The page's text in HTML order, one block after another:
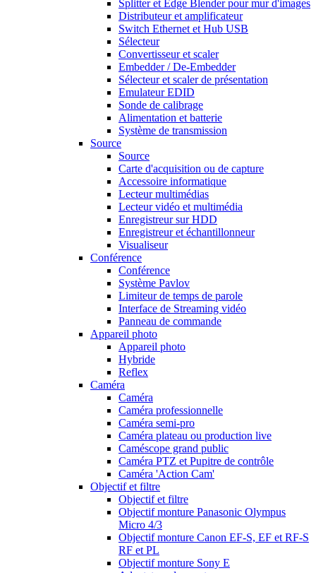
Splitter et Edge Blender pour mur d'images
Distributeur et amplificateur
Switch Ethernet et Hub USB
Sélecteur
Convertisseur et scaler
Embedder / De-Embedder
Sélecteur et scaler de présentation
Emulateur EDID
Sonde de calibrage
Alimentation et batterie
Système de transmission
Source
Source
Carte d'acquisition ou de capture
Accessoire informatique
Lecteur multimédias
Lecteur vidéo et multimédia
Enregistreur sur HDD
Enregistreur et échantillonneur
Visualiseur
Conférence
Conférence
Système Pavlov
Limiteur de temps de parole
Interface de Streaming vidéo
Panneau de commande
Appareil photo
Appareil photo
Hybride
Reflex
Caméra
Caméra
Caméra professionnelle
Caméra semi-pro
Caméra plateau ou production live
Caméscope grand public
Caméra PTZ et Pupitre de contrôle
Caméra 'Action Cam'
Objectif et filtre
Objectif et filtre
Objectif monture Panasonic Olympus
Micro 4/3
Objectif monture Canon EF-S, EF et RF-S
RF et PL
Objectif monture Sony E